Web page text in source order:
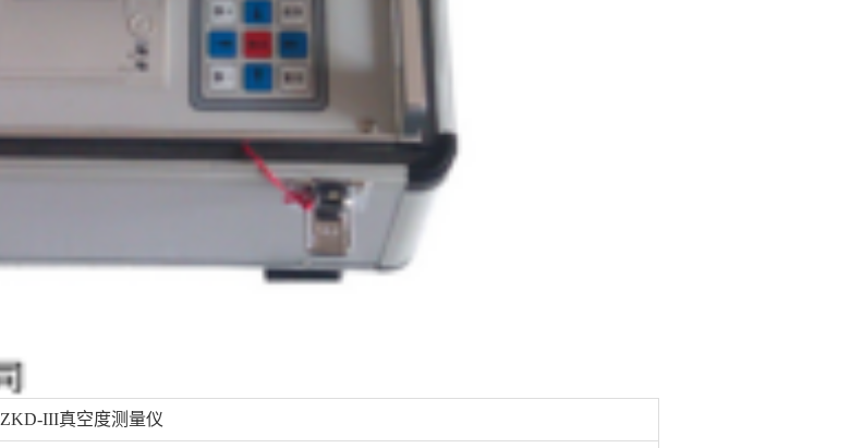
ZKD-III真空度测量仪